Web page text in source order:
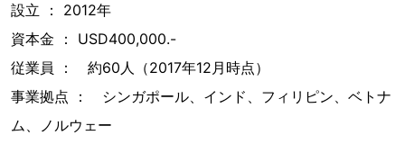
設立 ： 2012年
資本金 ： USD400,000.-
従業員 ： 約60人（2017年12月時点）
事業拠点 ： シンガポール、インド、フィリピン、ベトナ
ム、ノルウェー